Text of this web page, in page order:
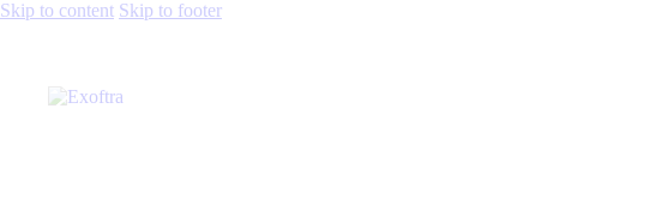
Skip to content Skip to footer